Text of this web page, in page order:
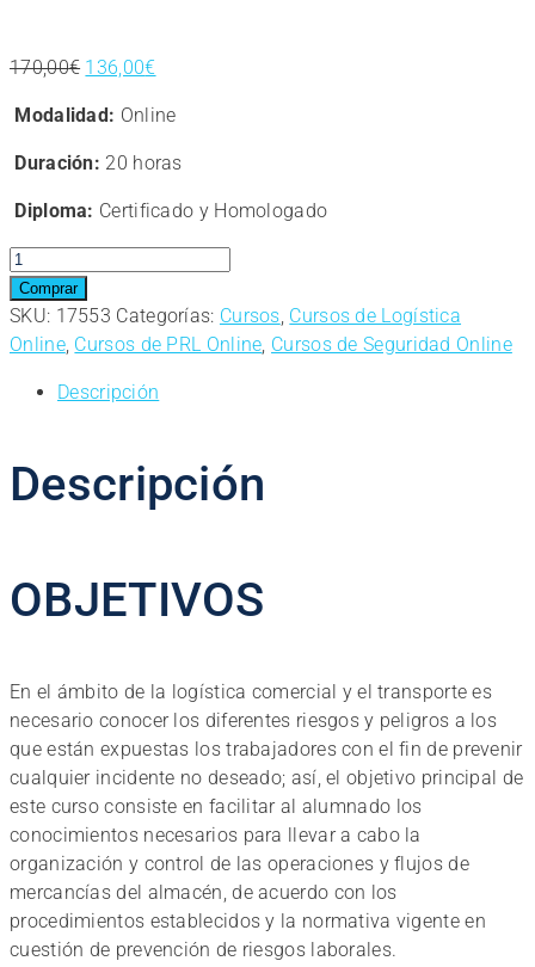
170,00€ El
original
era:
136,00€
actual
Modalidad: Online
Duración: 20 horas
Diploma: Certificado y Homologado
Curso
Online.
PRL
de
Comprar
SKU: 17553 Categorías: Cursos Cursos de Logística
Online, Cursos de PRL Online Cursos de Seguridad Online
Descripción
Descripción
OBJETIVOS
En el ámbito de la logística comercial y el transporte es
necesario conocer los diferentes riesgos y peligros a los
que están expuestas los trabajadores con el fin de prevenir
cualquier incidente no deseado; así, el objetivo principal de
este curso consiste en facilitar al alumnado los
conocimientos necesarios para llevar a cabo la
organización y control de las operaciones y flujos de
mercancías del almacén, de acuerdo con los
procedimientos establecidos y la normativa vigente en
cuestión de prevención de riesgos laborales.